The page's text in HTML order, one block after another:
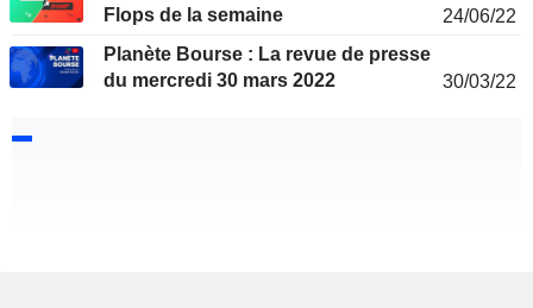
Flops de la semaine
24/06/22
Planète Bourse : La revue de presse
du mercredi 30 mars 2022
30/03/22